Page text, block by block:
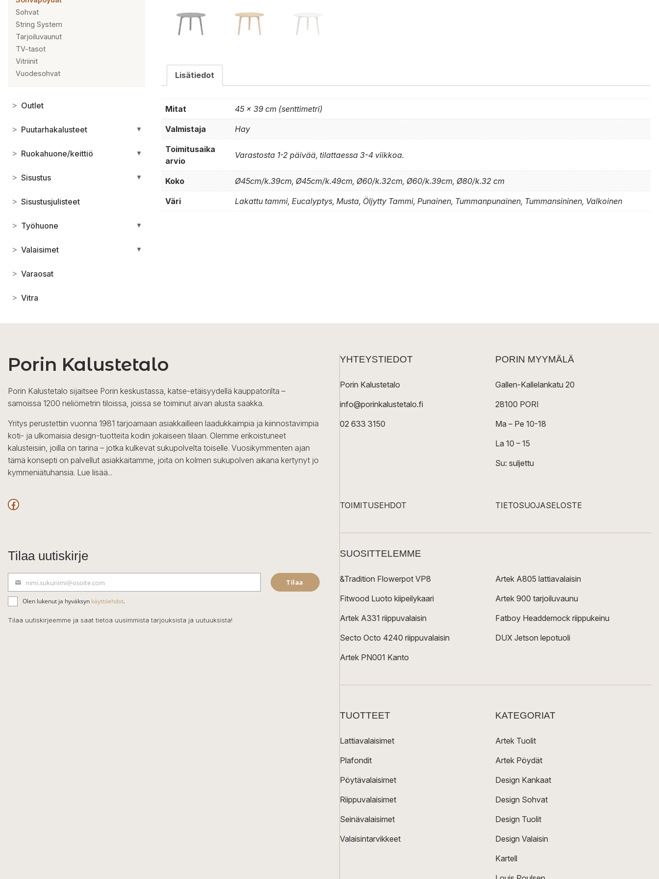
Sohvat
String System
Tarjoiluvaunut
TV-tasot
Vitriinit
Vuodesohvat
> Outlet
> Puutarhakalusteet ▼
> Ruokahuone/keittiö ▼
> Sisustus ▼
> Sisustusjulisteet
> Työhuone ▼
> Valaisimet ▼
> Varaosat
> Vitra
Lisätiedot
Mitat 45 × 39 cm (senttimetri)
Valmistaja Hay
Toimitusaika
arvio
Varastosta 1-2 päivää, tilattaessa 3-4 viikkoa.
Koko Ø45cm/k.39cm, Ø45cm/k.49cm, Ø60/k.32cm, Ø60/k.39cm, Ø80/k.32 cm
Väri Lakattu tammi, Eucalyptys, Musta, Öljytty Tammi, Punainen, Tummanpunainen, Tummansininen, Valkoinen
Porin Kalustetalo
Porin Kalustetalo sijaitsee Porin keskustassa, katse-etäisyydellä kauppatorilta –
samoissa 1200 neliömetrin tiloissa, joissa se toiminut aivan alusta saakka.
Yritys perustettiin vuonna 1981 tarjoamaan asiakkailleen laadukkaimpia ja kiinnostavimpia
koti- ja ulkomaisia design-tuotteita kodin jokaiseen tilaan. Olemme erikoistuneet
kalusteisiin, joilla on tarina – jotka kulkevat sukupolvelta toiselle. Vuosikymmenten ajan
tämä konsepti on palvellut asiakkaitamme, joita on kolmen sukupolven aikana kertynyt jo
kymmeniätuhansia. Lue lisää...
Facebook
Tilaa uutiskirje
ä
h
k
nimi.sukunimi@osoite.com Tilaa
Olen lukenut ja hyväksyn käyttöehdot.
Tilaa uutiskirjeemme ja saat tietoa uusimmista tarjouksista ja uutuuksista!
YHTEYSTIEDOT
Porin Kalustetalo
info@porinkalustetalo.fi
02 633 3150
PORIN MYYMÄLÄ
Gallen-Kallelankatu 20
28100 PORI
Ma – Pe 10-18
La 10 – 15
Su: suljettu
TOIMITUSEHDOT TIETOSUOJASELOSTE
SUOSITTELEMME
&Tradition Flowerpot VP8
Fitwood Luoto kiipeilykaari
Artek A331 riippuvalaisin
Secto Octo 4240 riippuvalaisin
Artek PN001 Kanto
Artek A805 lattiavalaisin
Artek 900 tarjoiluvaunu
Fatboy Headdemock riippukeinu
DUX Jetson lepotuoli
TUOTTEET
Lattiavalaisimet
Plafondit
Pöytävalaisimet
Riippuvalaisimet
Seinävalaisimet
Valaisintarvikkeet
KATEGORIAT
Artek Tuolit
Artek Pöydät
Design Kankaat
Design Sohvat
Design Tuolit
Design Valaisin
Kartell